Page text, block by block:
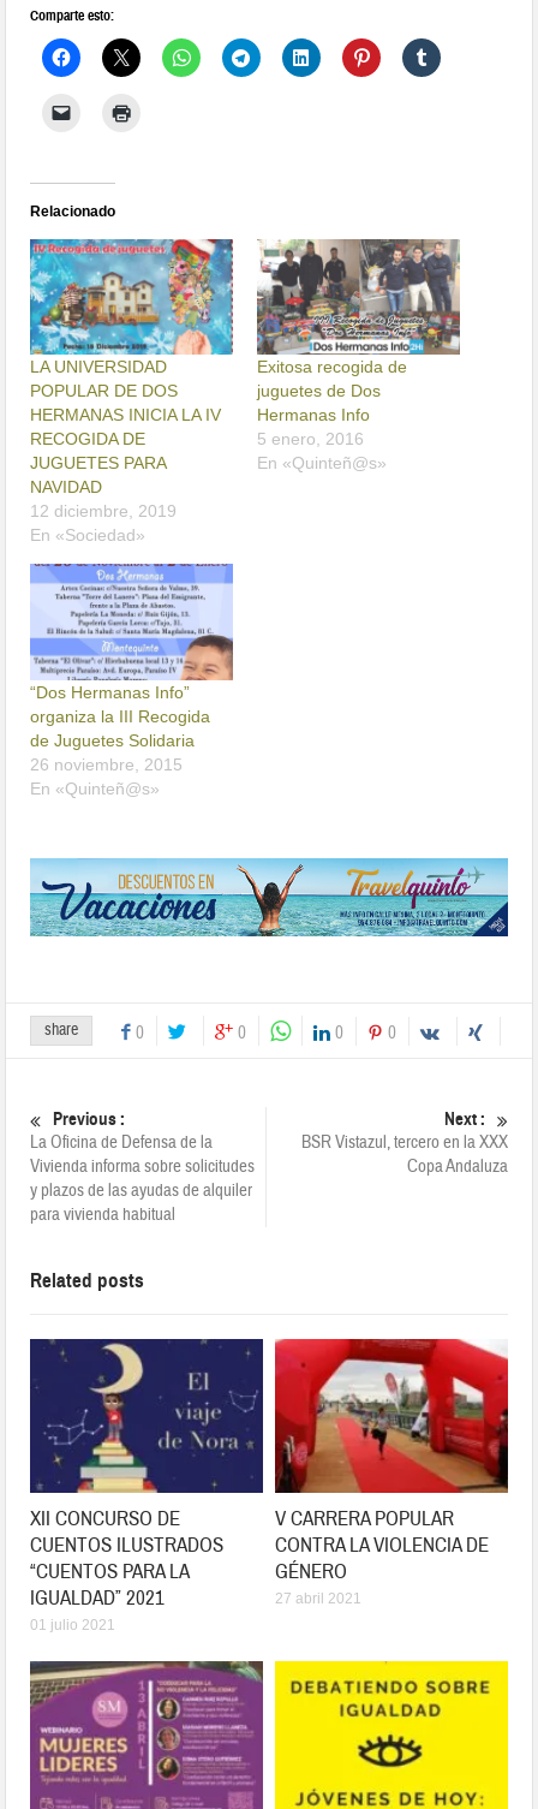
Comparte esto:
Relacionado
LA UNIVERSIDAD
POPULAR DE DOS
HERMANAS INICIA LA IV
RECOGIDA DE
JUGUETES PARA
NAVIDAD
12 diciembre, 2019
En «Sociedad»
Exitosa recogida de
juguetes de Dos
Hermanas Info
5 enero, 2016
En «Quinteñ@s»
“Dos Hermanas Info”
organiza la III Recogida
de Juguetes Solidaria
26 noviembre, 2015
En «Quinteñ@s»
share 0 0 0 0
Previous :
La Oficina de Defensa de la
Vivienda informa sobre solicitudes
y plazos de las ayudas de alquiler
para vivienda habitual
Next :
BSR Vistazul, tercero en la XXX
Copa Andaluza
Related posts
XII CONCURSO DE
CUENTOS ILUSTRADOS
“CUENTOS PARA LA
IGUALDAD” 2021
01 julio 2021
V CARRERA POPULAR
CONTRA LA VIOLENCIA DE
GÉNERO
27 abril 2021